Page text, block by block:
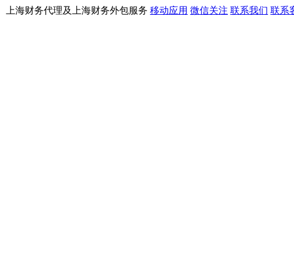
上海财务代理及上海财务外包服务 移动应用 微信关注 联系我们 联系